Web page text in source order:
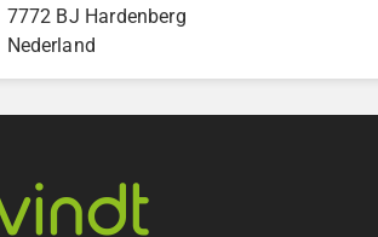
7772 BJ Hardenberg
Nederland